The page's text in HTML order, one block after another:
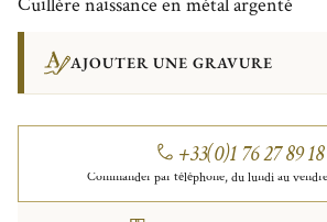
AJOUTER UNE GRAVURE
+33(0)1 76 27 89 18
Commander par téléphone, du lundi au